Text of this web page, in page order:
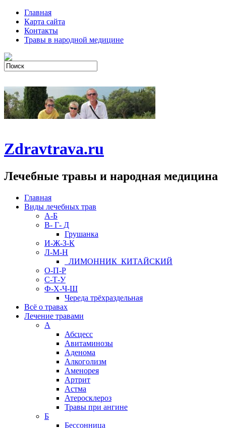
Главная
Карта сайта
Контакты
Травы в народной медицине
Zdravtrava.ru
Лечебные травы и народная медицина
Главная
Виды лечебных трав
А-Б
В- Г- Д
Грушанка
И-Ж-З-К
Л-М-Н
ЛИМОННИК КИТАЙСКИЙ
О-П-Р
С-Т-У
Ф-Х-Ч-Ш
Череда трёхраздельная
Всё о травах
Лечение травами
А
Абсцесс
Авитаминозы
Аденома
Алкоголизм
Аменорея
Артрит
Астма
Атеросклероз
Травы при ангине
Б
Бессонница